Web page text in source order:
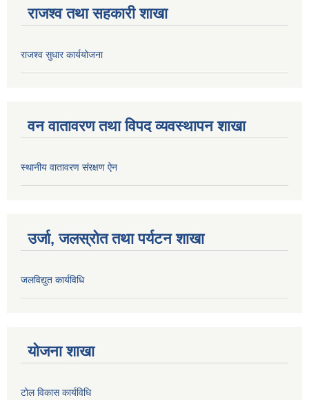
राजश्व तथा सहकारी शाखा
राजश्व सुधार कार्ययोजना
वन वातावरण तथा विपद व्यवस्थापन शाखा
स्थानीय वातावरण संरक्षण ऐन
उर्जा, जलस्रोत तथा पर्यटन शाखा
जलविद्युत कार्यविधि
योजना शाखा
टोल विकास कार्यविधि